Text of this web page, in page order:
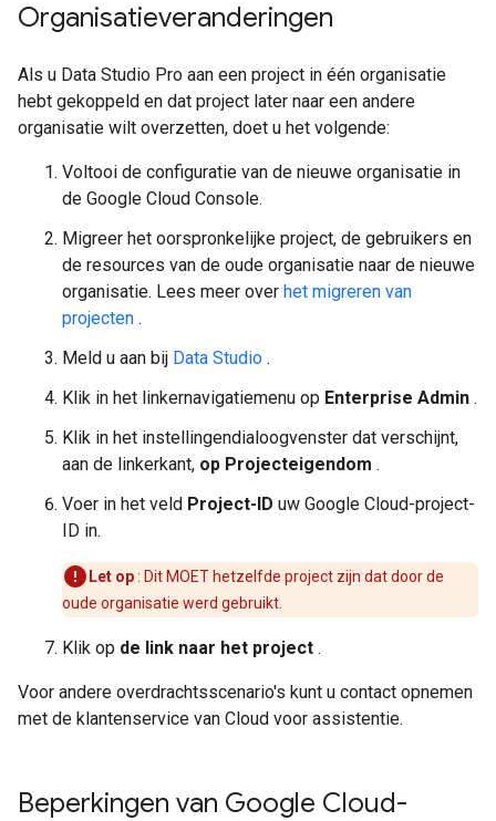
Organisatieveranderingen
Als u Data Studio Pro aan een project in één organisatie
hebt gekoppeld en dat project later naar een andere
organisatie wilt overzetten, doet u het volgende:
Voltooi de configuratie van de nieuwe organisatie in
de Google Cloud Console.
Migreer het oorspronkelijke project, de gebruikers en
de resources van de oude organisatie naar de nieuwe
organisatie. Lees meer over het migreren van
projecten .
Meld u aan bij Data Studio .
Klik in het linkernavigatiemenu op Enterprise Admin .
Klik in het instellingendialoogvenster dat verschijnt,
aan de linkerkant, op Projecteigendom .
Voer in het veld Project-ID uw Google Cloud-project-
ID in.
Let op: Dit MOET hetzelfde project zijn dat door de
oude organisatie werd gebruikt.
Klik op de link naar het project .
Voor andere overdrachtsscenario's kunt u contact opnemen
met de klantenservice van Cloud voor assistentie.
Beperkingen van Google Cloud-